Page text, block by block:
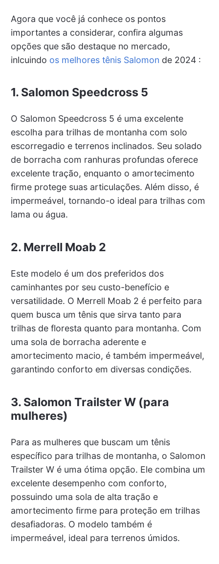
Agora que você já conhece os pontos
importantes a considerar, confira algumas
opções que são destaque no mercado,
inlcuindo os melhores tênis Salomon de 2024 :
1. Salomon Speedcross 5
O Salomon Speedcross 5 é uma excelente
escolha para trilhas de montanha com solo
escorregadio e terrenos inclinados. Seu solado
de borracha com ranhuras profundas oferece
excelente tração, enquanto o amortecimento
firme protege suas articulações. Além disso, é
impermeável, tornando-o ideal para trilhas com
lama ou água.
2. Merrell Moab 2
Este modelo é um dos preferidos dos
caminhantes por seu custo-benefício e
versatilidade. O Merrell Moab 2 é perfeito para
quem busca um tênis que sirva tanto para
trilhas de floresta quanto para montanha. Com
uma sola de borracha aderente e
amortecimento macio, é também impermeável,
garantindo conforto em diversas condições.
3. Salomon Trailster W (para
mulheres)
Para as mulheres que buscam um tênis
específico para trilhas de montanha, o Salomon
Trailster W é uma ótima opção. Ele combina um
excelente desempenho com conforto,
possuindo uma sola de alta tração e
amortecimento firme para proteção em trilhas
desafiadoras. O modelo também é
impermeável, ideal para terrenos úmidos.